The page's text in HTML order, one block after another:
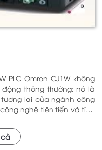
thông thường; nó là
lai của ngành công
nghệ tiên tiến và tính
nhiều lĩnh vực khác
định và hiệu quả, sản
cả